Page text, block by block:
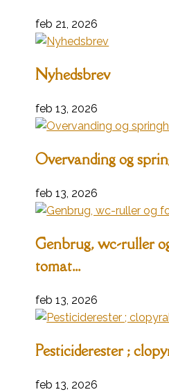
feb 21, 2026
Nyhedsbrev
feb 13, 2026
Overvanding og
feb 13, 2026
Genbrug, wc-ruller
tomat...
feb 13, 2026
Pesticiderester ;
feb 13, 2026